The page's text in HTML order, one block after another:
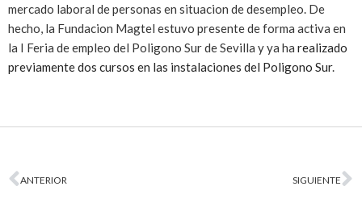
mercado laboral de personas en situacion de desempleo. De
hecho, la Fundacion Magtel estuvo presente de forma activa en
la I Feria de empleo del Poligono Sur de Sevilla y ya ha realizado
previamente dos cursos en las instalaciones del Poligono Sur.
ANTERIOR SIGUIENTE